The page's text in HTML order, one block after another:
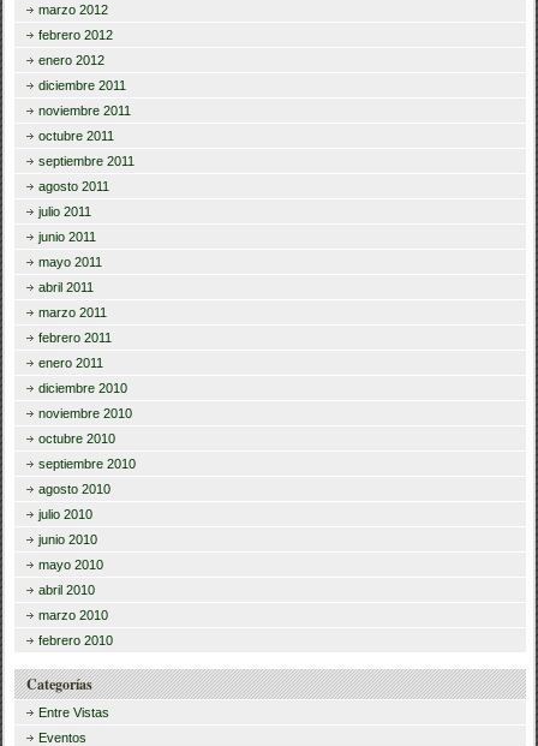
marzo 2012
febrero 2012
enero 2012
diciembre 2011
noviembre 2011
octubre 2011
septiembre 2011
agosto 2011
julio 2011
junio 2011
mayo 2011
abril 2011
marzo 2011
febrero 2011
enero 2011
diciembre 2010
noviembre 2010
octubre 2010
septiembre 2010
agosto 2010
julio 2010
junio 2010
mayo 2010
abril 2010
marzo 2010
febrero 2010
Categorías
Entre Vistas
Eventos